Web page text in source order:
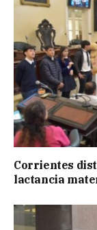
Corrientes
lactancia